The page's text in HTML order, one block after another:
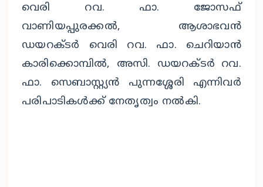
വെരി റവ. ഫാ. ജോസഫ്
വാണിയപ്പുരക്കൽ, ആശാഭവൻ
ഡയറക്ടർ വെരി റവ. ഫാ. ചെറിയാൻ
കാരിക്കൊമ്പിൽ, അസി. ഡയറക്ടർ റവ.
ഫാ. സെബാസ്റ്റ്യൻ പുന്നശ്ശേരി എന്നിവർ
പരിപാടികൾക്ക് നേതൃത്വം നൽകി.